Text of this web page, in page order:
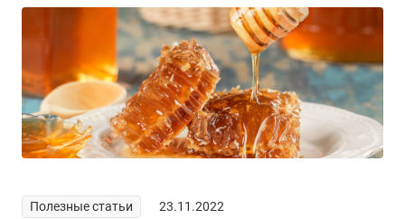
Полезные статьи 23.11.2022
WhatsApp